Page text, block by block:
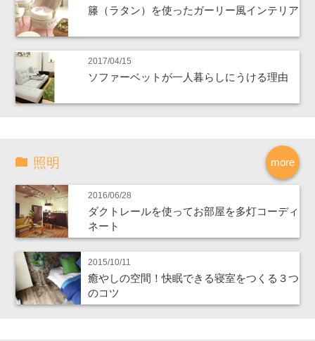
籐（ラタン）を使ったガーリー風インテリア
2017/04/15
ソファーベットが一人暮らしにうける理由
more
照明
2016/06/28
ダクトレールを使ってお部屋を多灯コーディ
ネート
2015/10/11
癒やしの空間！快眠できる寝室をつくる３つ
のコツ